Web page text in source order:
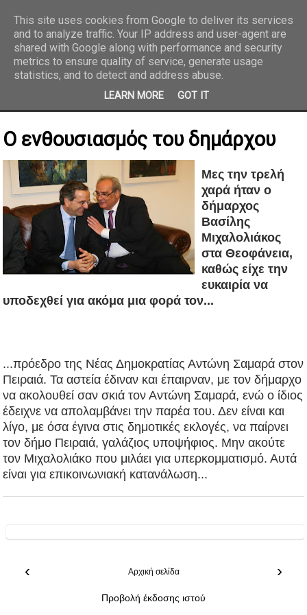
REPORTAZ NET
Ο ενθουσιασμός του δημάρχου
Μες την τρελή
χαρά ήταν ο
δήμαρχος
Βασίλης
Μιχαλολιάκος
στα Θεοφάνεια,
καθώς είχε την
ευκαιρία να
υποδεχθεί για ακόμα μια φορά τον...
...πρόεδρο της Νέας Δημοκρατίας Αντώνη Σαμαρά στον
Πειραιά. Τα αστεία έδιναν και έπαιρναν, με τον δήμαρχο
να ακολουθεί σαν σκιά τον Αντώνη Σαμαρά, ενώ ο ίδιος
έδειχνε να απολαμβάνει την παρέα του. Δεν είναι και
λίγο, με όσα έγινα στις δημοτικές εκλογές, να παίρνει
τον δήμο Πειραιά, γαλάζιος υποψήφιος. Μην ακούτε
τον Μιχαλολιάκο που μιλάει για υπερκομματισμό. Αυτά
είναι για επικοινωνιακή κατανάλωση...
‹ ›
Αρχική σελίδα
Προβολή έκδοσης ιστού
This site uses cookies from Google to deliver its services
and to analyze traffic. Your IP address and user-agent are
shared with Google along with performance and security
metrics to ensure quality of service, generate usage
statistics, and to detect and address abuse.
LEARN MORE GOT IT